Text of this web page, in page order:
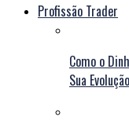
Profissão Trader
Como o
Sua Evolução